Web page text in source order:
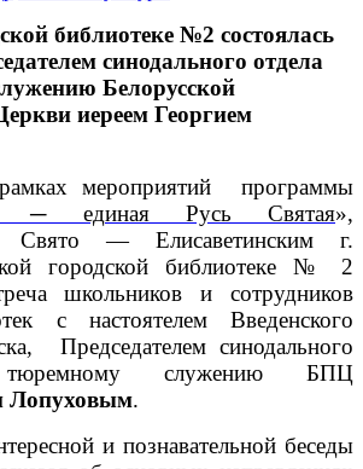
библиотеке №2 состоялась
синодального отдела
Белорусской
иереем Георгием
мероприятий программы
─ единая Русь Святая»,
Свято — Елисаветинским г.
городской библиотеке № 2
школьников и сотрудников
с настоятелем Введенского
Председателем синодального
служению БПЦ
Лопуховым.
и познавательной беседы